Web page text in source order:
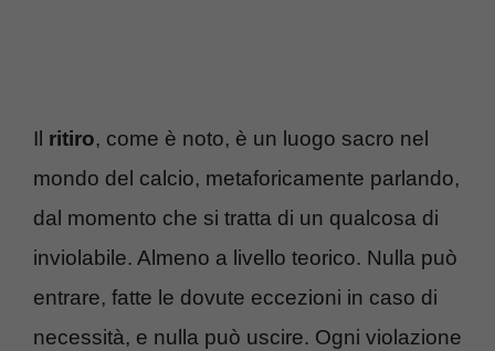
Il ritiro, come è noto, è un luogo sacro nel
mondo del calcio, metaforicamente parlando,
dal momento che si tratta di un qualcosa di
inviolabile. Almeno a livello teorico. Nulla può
entrare, fatte le dovute eccezioni in caso di
necessità, e nulla può uscire. Ogni violazione